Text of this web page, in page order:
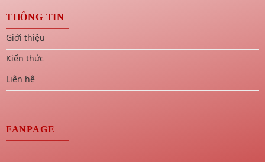
THÔNG TIN
Giới thiệu
Kiến thức
Liên hệ
FANPAGE